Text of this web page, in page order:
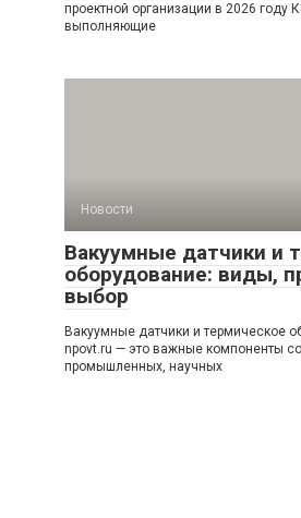
проектной организации в 2026 году
выполняющие
Новости
Вакуумные датчики и
оборудование: виды,
выбор
Вакуумные датчики и термическое
npovt.ru — это важные компоненты
промышленных, научных